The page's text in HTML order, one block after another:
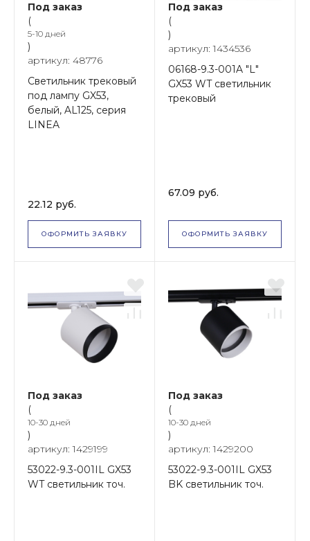
Под заказ
(
5-10 дней
)
артикул: 48776
Светильник трековый
под лампу GX53,
белый, AL125, серия
LINEA
22.12 руб.
ОФОРМИТЬ ЗАЯВКУ
Под заказ
(
)
артикул: 1434536
06168-9.3-001A "L"
GX53 WT светильник
трековый
67.09 руб.
ОФОРМИТЬ ЗАЯВКУ
Под заказ
(
10-30 дней
)
артикул: 1429199
53022-9.3-001IL GX53
WT светильник точ.
Под заказ
(
10-30 дней
)
артикул: 1429200
53022-9.3-001IL GX53
BK светильник точ.